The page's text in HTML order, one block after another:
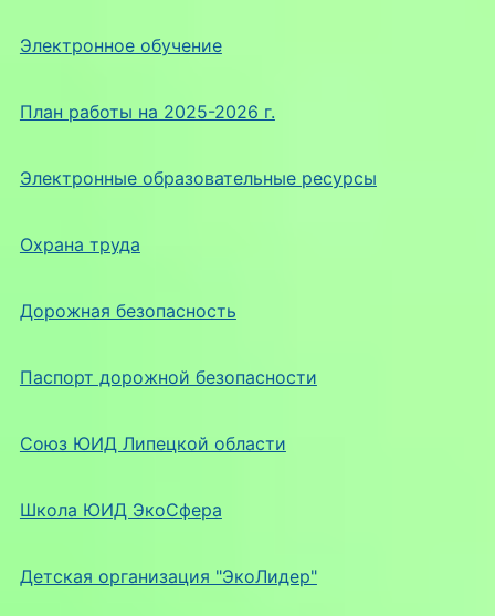
Электронное обучение
План работы на 2025-2026 г.
Электронные образовательные ресурсы
Охрана труда
Дорожная безопасность
Паспорт дорожной безопасности
Союз ЮИД Липецкой области
Школа ЮИД ЭкоСфера
Детская организация "ЭкоЛидер"